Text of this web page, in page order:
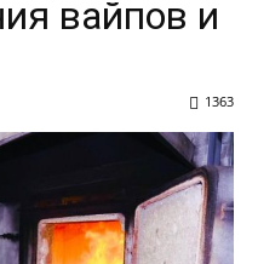
вайпов и
1363